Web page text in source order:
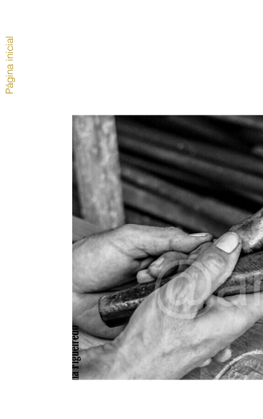
Página inicial